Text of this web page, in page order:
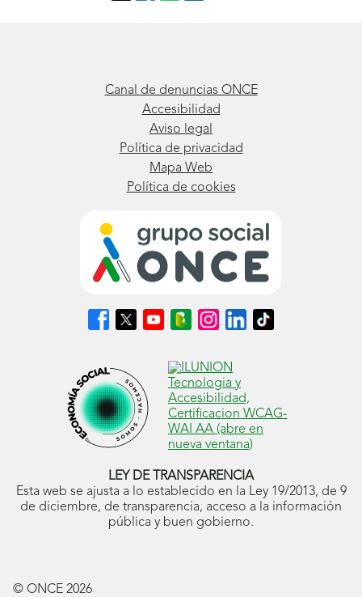
Canal de denuncias ONCE
Accesibilidad
Aviso legal
Política de privacidad
Mapa Web
Política de cookies
Síguenos
en
abrirá
en
ventana
nueva)
Síguenos
en
abrirá
en
ventana
nueva)
Síguenos
en
abrirá
en
ventana
nueva)
Síguenos
en
Blog
ONCE
(se
abrirá
en
ventana
nueva)
Síguenos
en
(se
abrirá
en
ventana
nueva)
Síguenos
en
(se
abrirá
en
ventana
nueva)
Síguenos
en
ventana
nueva)
LEY DE TRANSPARENCIA
Esta web se ajusta a lo establecido en la Ley 19/2013, de 9
de diciembre, de transparencia, acceso a la información
pública y buen gobierno.
© ONCE 2026